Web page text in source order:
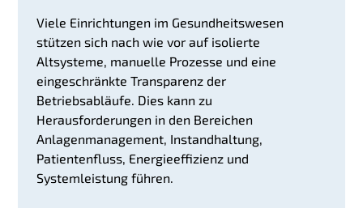
Viele Einrichtungen im Gesundheitswesen
stützen sich nach wie vor auf isolierte
Altsysteme, manuelle Prozesse und eine
eingeschränkte Transparenz der
Betriebsabläufe. Dies kann zu
Herausforderungen in den Bereichen
Anlagenmanagement, Instandhaltung,
Patientenfluss, Energieeffizienz und
Systemleistung führen.